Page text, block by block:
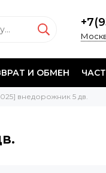
И ОБМЕН
внедорожник 5 дв.